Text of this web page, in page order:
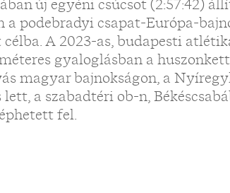
új egyéni csúcsot (2:57:42)
a podebradyi csapat-Európa-
A 2023-as, budapesti
gyaloglásban a
magyar bajnokságon, a
a szabadtéri ob-n,
fel.